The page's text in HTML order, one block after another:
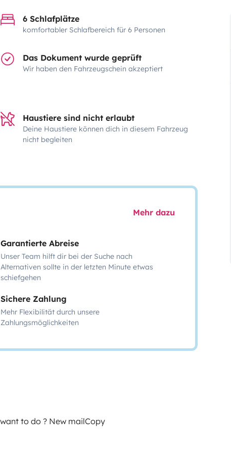
6 Schlafplätze
komfortabler Schlafbereich für 6 Personen
Das Dokument wurde geprüft
Wir haben den Fahrzeugschein akzeptiert
Haustiere sind nicht erlaubt
Deine Haustiere können dich in diesem Fahrzeug
nicht begleiten
Mehr dazu
Garantierte Abreise
Unser Team hilft dir bei der Suche nach
Alternativen sollte in der letzten Minute etwas
schiefgehen
Sichere Zahlung
Mehr Flexibilität durch unsere
Zahlungsmöglichkeiten